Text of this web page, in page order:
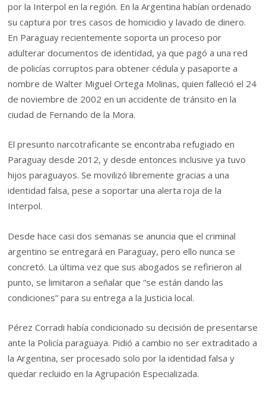
por la Interpol en la región. En la Argentina habían ordenado
su captura por tres casos de homicidio y lavado de dinero.
En Paraguay recientemente soporta un proceso por
adulterar documentos de identidad, ya que pagó a una red
de policías corruptos para obtener cédula y pasaporte a
nombre de Walter Miguel Ortega Molinas, quien falleció el 24
de noviembre de 2002 en un accidente de tránsito en la
ciudad de Fernando de la Mora.
El presunto narcotraficante se encontraba refugiado en
Paraguay desde 2012, y desde entonces inclusive ya tuvo
hijos paraguayos. Se movilizó libremente gracias a una
identidad falsa, pese a soportar una alerta roja de la
Interpol.
Desde hace casi dos semanas se anuncia que el criminal
argentino se entregará en Paraguay, pero ello nunca se
concretó. La última vez que sus abogados se refirieron al
punto, se limitaron a señalar que “se están dando las
condiciones” para su entrega a la Justicia local.
Pérez Corradi había condicionado su decisión de presentarse
ante la Policía paraguaya. Pidió a cambio no ser extraditado a
la Argentina, ser procesado solo por la identidad falsa y
quedar recluido en la Agrupación Especializada.